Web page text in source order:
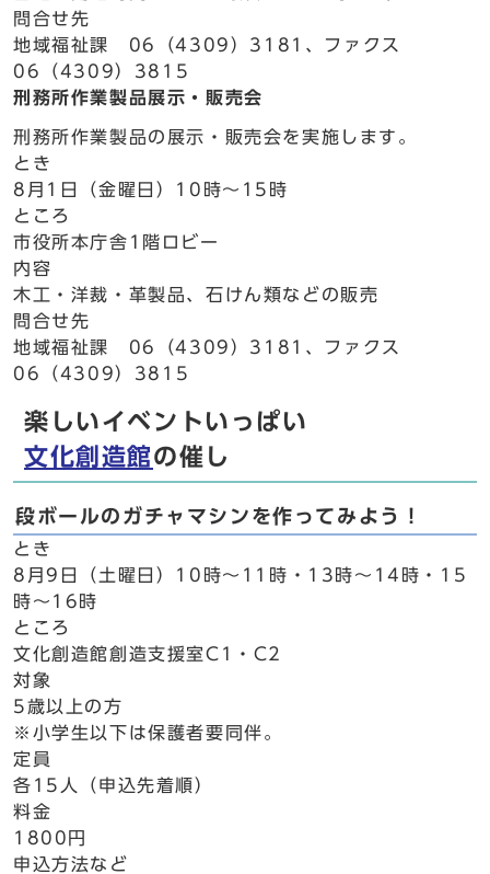
問合せ先
地域福祉課 06（4309）3181、ファクス
06（4309）3815
刑務所作業製品展示・販売会
刑務所作業製品の展示・販売会を実施します。
とき
8月1日（金曜日）10時～15時
ところ
市役所本庁舎1階ロビー
内容
木工・洋裁・革製品、石けん類などの販売
問合せ先
地域福祉課 06（4309）3181、ファクス
06（4309）3815
楽しいイベントいっぱい
文化創造館の催し
段ボールのガチャマシンを作ってみよう！
とき
8月9日（土曜日）10時～11時・13時～14時・15
時～16時
ところ
文化創造館創造支援室C1・C2
対象
5歳以上の方
※小学生以下は保護者要同伴。
定員
各15人（申込先着順）
料金
1800円
申込方法など